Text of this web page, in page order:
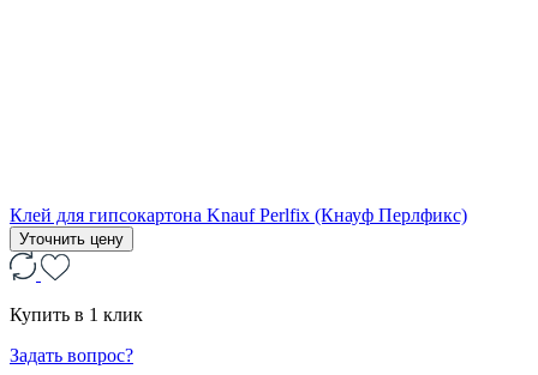
Клей для гипсокартона Knauf Perlfix (Кнауф Перлфикс)
Уточнить цену
Купить в 1 клик
Задать вопрос?